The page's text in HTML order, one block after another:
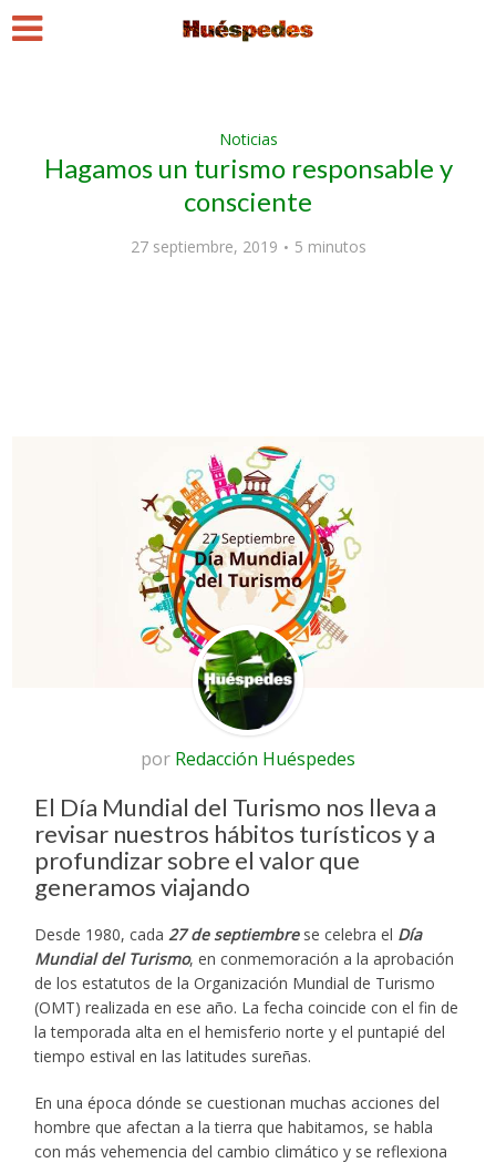
Noticias
Hagamos un turismo responsable y
consciente
27 septiembre, 2019 5 minutos
por Redacción Huéspedes
El Día Mundial del Turismo nos lleva a
revisar nuestros hábitos turísticos y a
profundizar sobre el valor que
generamos viajando
Desde 1980, cada 27 de septiembrese celebra el Día
Mundial del Turismo, en conmemoración a la aprobación
de los estatutos de la Organización Mundial de Turismo
(OMT) realizada en ese año. La fecha coincide con el fin de
la temporada alta en el hemisferio norte y el puntapié del
tiempo estival en las latitudes sureñas.
En una época dónde se cuestionan muchas acciones del
hombre que afectan a la tierra que habitamos, se habla
con más vehemencia del cambio climático y se reflexiona